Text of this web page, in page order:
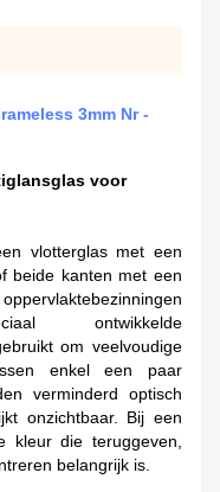
3mm Nr -
voor
vlotterglas met een
beide kanten met een
ontwikkelde
om veelvoudige
enkel een paar
verminderd optisch
onzichtbaar. Bij een
kleur die teruggeven,
belangrijk is.